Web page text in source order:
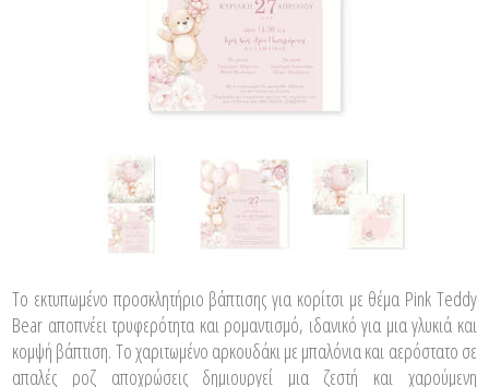
Το εκτυπωμένο προσκλητήριο βάπτισης για κορίτσι με θέμα Pink Teddy
Bear αποπνέει τρυφερότητα και ρομαντισμό, ιδανικό για μια γλυκιά και
κομψή βάπτιση. Το χαριτωμένο αρκουδάκι με μπαλόνια και αερόστατο σε
απαλές ροζ αποχρώσεις δημιουργεί μια ζεστή και χαρούμενη